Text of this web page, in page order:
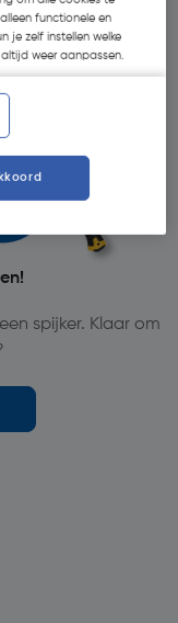
spijker. Klaar om
functionele en
je zelf instellen welke
weer aanpassen.